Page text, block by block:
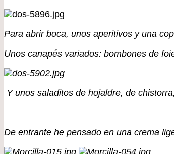
Para abrir boca, unos aperitivos y una
Unos canapés variados: bombones de
Y unos saladitos de hojaldre, de
De entrante he pensado en una crema